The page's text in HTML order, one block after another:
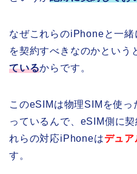
なぜこれらのiPhoneと一
を契約すべきなのかという
ているからです。
このeSIMは物理SIMを使
っているんで、eSIM側に
れらの対応iPhoneはデュ
す。